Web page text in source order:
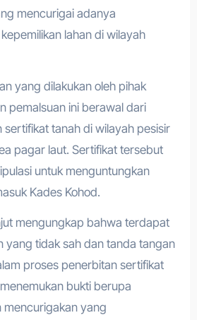
mencurigai adanya
lahan di wilayah
yang dilakukan oleh pihak
pemalsuan ini berawal dari
tanah di wilayah pesisir
pagar laut. Sertifikat tersebut
untuk menguntungkan
Kades Kohod.
mengungkap bahwa terdapat
yang tidak sah dan tanda tangan
proses penerbitan sertifikat
bukti berupa
mencurigakan yang